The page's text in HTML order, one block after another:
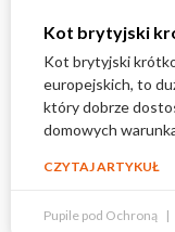
Kot brytyjski
Kot brytyjski
europejskich, to
który dobrze
domowych
CZYTAJ ARTYKUŁ
Pupile pod Ochroną